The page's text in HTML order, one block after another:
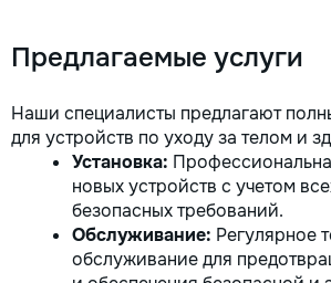
Предлагаемые услуги
Наши специалисты предлагают
для устройств по уходу за телом и
Установка:
новых устройств с учетом
безопасных требований.
Обслуживание: Регулярное
обслуживание для